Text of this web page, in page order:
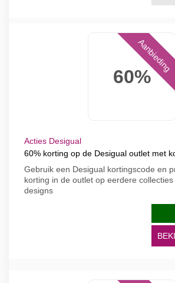
60%
Aanbieding
Acties Desigual
60% korting op de Desigual outlet met
Gebruik een Desigual kortingscode en
korting in de outlet op eerdere
designs